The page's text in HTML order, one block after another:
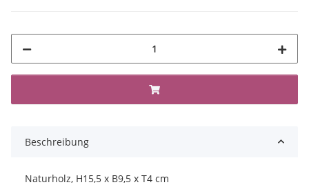
Beschreibung
Naturholz, H15,5 x B9,5 x T4 cm